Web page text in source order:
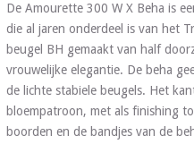
De Amourette 300 W X Beha is
die al jaren onderdeel is van het
beugel BH gemaakt van half
vrouwelijke elegantie. De beha
de lichte stabiele beugels. Het
bloempatroon, met als finishing
boorden en de bandjes van de